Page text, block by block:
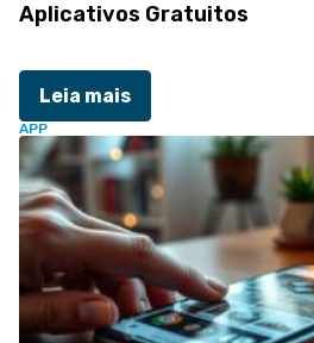
Aplicativos Gratuitos
Leia mais
APP